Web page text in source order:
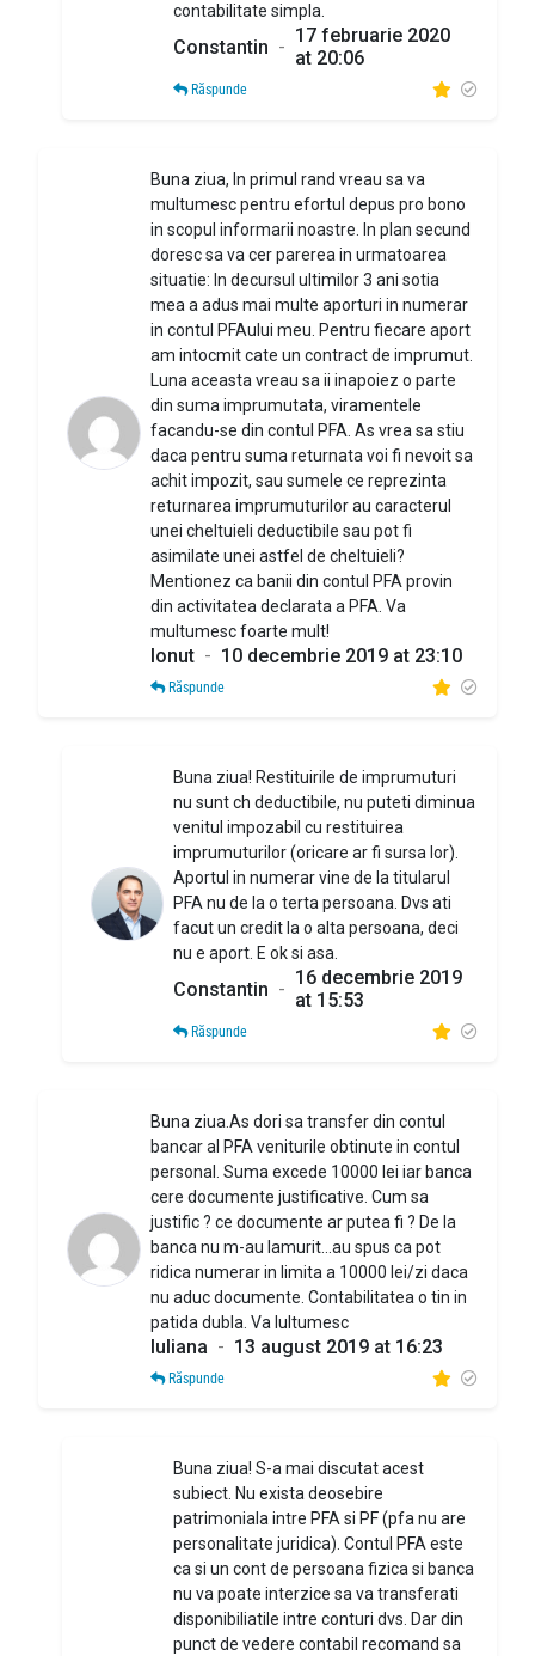
contabilitate simpla.
Constantin - 17 februarie 2020
at 20:06
Răspunde
Buna ziua, In primul rand vreau sa va
multumesc pentru efortul depus pro bono
in scopul informarii noastre. In plan secund
doresc sa va cer parerea in urmatoarea
situatie: In decursul ultimilor 3 ani sotia
mea a adus mai multe aporturi in numerar
in contul PFAului meu. Pentru fiecare aport
am intocmit cate un contract de imprumut.
Luna aceasta vreau sa ii inapoiez o parte
din suma imprumutata, viramentele
facandu-se din contul PFA. As vrea sa stiu
daca pentru suma returnata voi fi nevoit sa
achit impozit, sau sumele ce reprezinta
returnarea imprumuturilor au caracterul
unei cheltuieli deductibile sau pot fi
asimilate unei astfel de cheltuieli?
Mentionez ca banii din contul PFA provin
din activitatea declarata a PFA. Va
multumesc foarte mult!
Ionut - 10 decembrie 2019 at 23:10
Răspunde
Buna ziua! Restituirile de imprumuturi
nu sunt ch deductibile, nu puteti diminua
venitul impozabil cu restituirea
imprumuturilor (oricare ar fi sursa lor).
Aportul in numerar vine de la titularul
PFA nu de la o terta persoana. Dvs ati
facut un credit la o alta persoana, deci
nu e aport. E ok si asa.
Constantin - 16 decembrie 2019
at 15:53
Răspunde
Buna ziua.As dori sa transfer din contul
bancar al PFA veniturile obtinute in contul
personal. Suma excede 10000 lei iar banca
cere documente justificative. Cum sa
justific ? ce documente ar putea fi ? De la
banca nu m-au lamurit...au spus ca pot
ridica numerar in limita a 10000 lei/zi daca
nu aduc documente. Contabilitatea o tin in
patida dubla. Va lultumesc
Iuliana - 13 august 2019 at 16:23
Răspunde
Buna ziua! S-a mai discutat acest
subiect. Nu exista deosebire
patrimoniala intre PFA si PF (pfa nu are
personalitate juridica). Contul PFA este
ca si un cont de persoana fizica si banca
nu va poate interzice sa va transferati
disponibiliatile intre conturi dvs. Dar din
punct de vedere contabil recomand sa